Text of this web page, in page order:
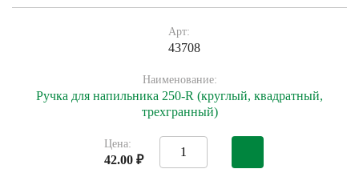
Арт:
43708
Наименование:
Ручка для напильника 250-R (круглый, квадратный,
трехгранный)
Цена:
42.00 ₽